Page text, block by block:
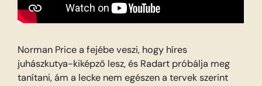
Norman Price a fejébe veszi, hogy híres
juhászkutya-kiképző lesz, és Radart próbálja meg
tanítani, ám a lecke nem egészen a tervek szerint